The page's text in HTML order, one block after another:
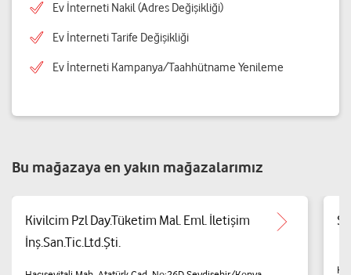
Ev İnterneti Nakil (Adres Değişikliği)
Ev İnterneti Tarife Değişikliği
Ev İnterneti Kampanya/Taahhütname Yenileme
Bu mağazaya en yakın mağazalarımız
Kivilcim Pzl Day.Tüketim Mal. Eml. İletişim
İnş.San.Tic.Ltd.Şti.